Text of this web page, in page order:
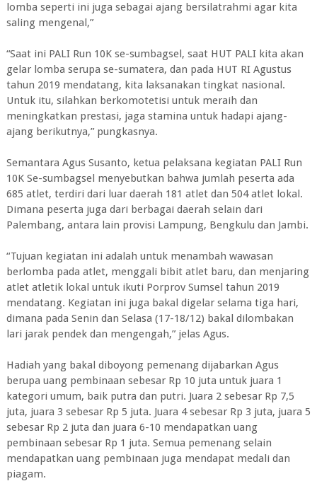
lomba seperti ini juga sebagai ajang bersilatrahmi agar kita
saling mengenal,”
“Saat ini PALI Run 10K se-sumbagsel, saat HUT PALI kita akan
gelar lomba serupa se-sumatera, dan pada HUT RI Agustus
tahun 2019 mendatang, kita laksanakan tingkat nasional.
Untuk itu, silahkan berkomotetisi untuk meraih dan
meningkatkan prestasi, jaga stamina untuk hadapi ajang-
ajang berikutnya,” pungkasnya.
Semantara Agus Susanto, ketua pelaksana kegiatan PALI Run
10K Se-sumbagsel menyebutkan bahwa jumlah peserta ada
685 atlet, terdiri dari luar daerah 181 atlet dan 504 atlet lokal.
Dimana peserta juga dari berbagai daerah selain dari
Palembang, antara lain provisi Lampung, Bengkulu dan Jambi.
“Tujuan kegiatan ini adalah untuk menambah wawasan
berlomba pada atlet, menggali bibit atlet baru, dan menjaring
atlet atletik lokal untuk ikuti Porprov Sumsel tahun 2019
mendatang. Kegiatan ini juga bakal digelar selama tiga hari,
dimana pada Senin dan Selasa (17-18/12) bakal dilombakan
lari jarak pendek dan mengengah,” jelas Agus.
Hadiah yang bakal diboyong pemenang dijabarkan Agus
berupa uang pembinaan sebesar Rp 10 juta untuk juara 1
kategori umum, baik putra dan putri. Juara 2 sebesar Rp 7,5
juta, juara 3 sebesar Rp 5 juta. Juara 4 sebesar Rp 3 juta, juara 5
sebesar Rp 2 juta dan juara 6-10 mendapatkan uang
pembinaan sebesar Rp 1 juta. Semua pemenang selain
mendapatkan uang pembinaan juga mendapat medali dan
piagam.